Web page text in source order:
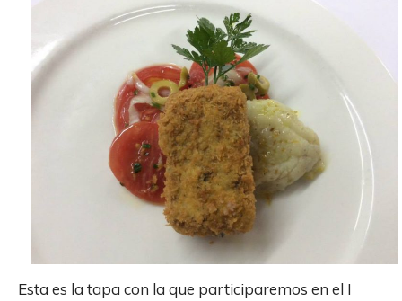
Esta es la tapa con la que participaremos en el I